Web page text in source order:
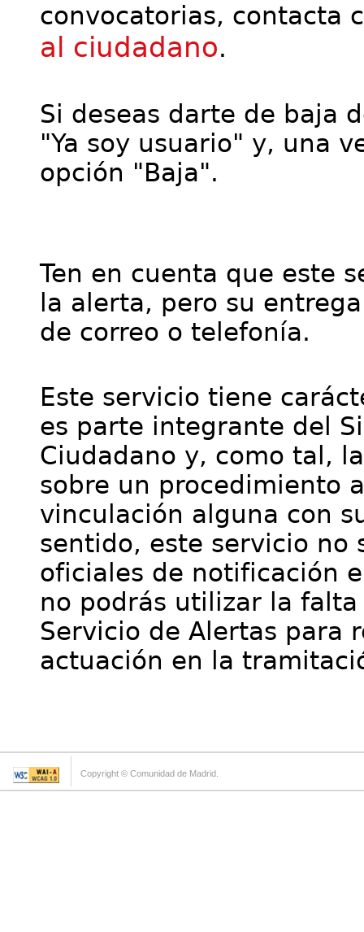
convocatorias, contacta
al ciudadano.
Si deseas darte de baja
"Ya soy usuario" y, una
opción "Baja".
Ten en cuenta que este
la alerta, pero su
de correo o telefonía.
Este servicio tiene
es parte integrante del
Ciudadano y, como tal,
sobre un procedimiento
vinculación alguna con
sentido, este servicio no
oficiales de notificación
no podrás utilizar la
Servicio de Alertas para
actuación en la
Copyright © Comunidad de Madrid.